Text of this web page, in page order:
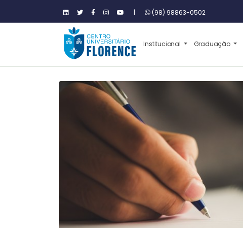
| (98) 98863-0502
Institucional Graduação